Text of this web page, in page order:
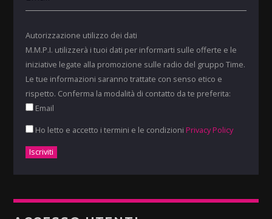
Autorizzazione utilizzo dei dati
M.M.P.I. utilizzerà i tuoi dati per informarti sulle offerte e le
iniziative legate alla promozione sulle radio del gruppo Time.
Le tue informazioni saranno trattate con senso etico e
rispetto. Conferma la modalità di contatto da te preferita:
Email
Ho letto e accetto i termini e le condizioni Privacy Policy